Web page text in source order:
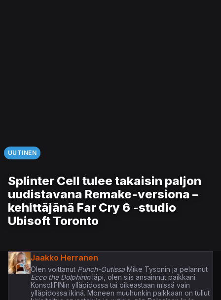
UUTINEN
Splinter Cell tulee takaisin paljon
uudistavana Remake-versiona –
kehittäjänä Far Cry 6 -studio
Ubisoft Toronto
Jaakko Herranen
Olen voittanutPunch-OutissaMike Tysonin ja pelannut
Ecco the Dolphininläpi, olen siis ansainnut paikkani
KonsoliFINin ylläpidossa tai oikeastaan missä vain
ylläpidossa ikinä. Moneen muuhunkin paikkaan on tullut